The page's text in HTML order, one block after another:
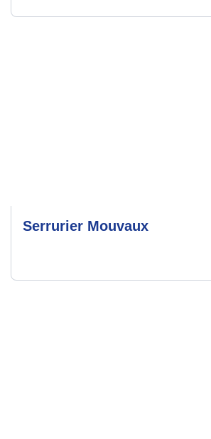
Serrurier Mouvaux